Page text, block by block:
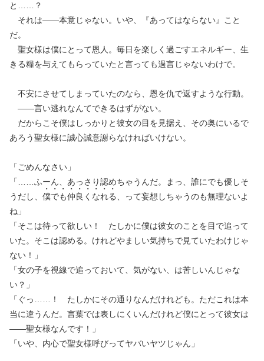
と……？
それは——本意じゃない。いや、『あってはならない』こと
だ。
聖女様は僕にとって恩人。毎日を楽しく過ごすエネルギー、生
きる糧を与えてもらっていたと言っても過言じゃないわけで。
不安にさせてしまっていたのなら、恩を仇で返すような行動。
——言い逃れなんてできるはずがない。
だからこそ僕はしっかりと彼女の目を見据え、その奥にいるで
あろう聖女様に誠心誠意謝らなければいけない。
「ごめんなさい」
「……ふーん、あっさり認めちゃうんだ。まっ、誰にでも優しそ
うだし、 僕でも仲良 く なれる
、って妄想しちゃうのも無理ないよ
ね」
「そこは待って欲しい！ たしかに僕は彼女のことを目で追って
いた。そこは認める。けれどやましい気持ちで見ていたわけじゃ
ない！」
「女の子を視線で追っておいて、気がない、は苦しいんじゃな
い？」
「ぐっ……！ たしかにその通りなんだけれども。ただこれは本
当に違うんだ。言葉では表しにくいんだけれど僕にとって彼女は
——聖女様なんです！」
「いや、内心で聖女様呼びってヤバいヤツじゃん」